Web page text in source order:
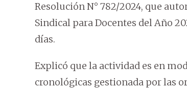
Resolución N° 782/2024, que
Sindical para Docentes del Año
días.
Explicó que la actividad es en
cronológicas gestionada por las